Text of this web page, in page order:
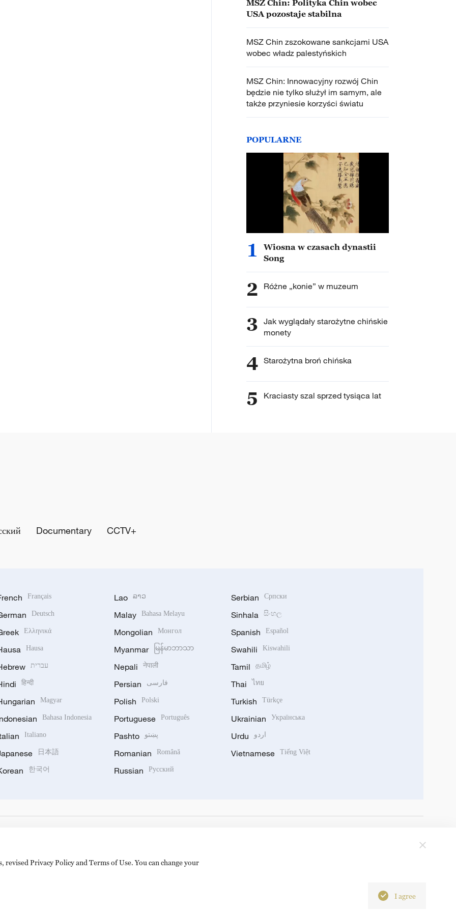
MSZ Chin: Polityka Chin wobec
USA pozostaje stabilna
MSZ Chin zszokowane sankcjami USA
wobec władz palestyńskich
MSZ Chin: Innowacyjny rozwój Chin
będzie nie tylko służył im samym, ale
także przyniesie korzyści światu
POPULARNE
1
Wiosna w czasach dynastii
Song
2 Różne „konie” w muzeum
3 Jak wyglądały starożytne chińskie
monety
4 Starożytna broń chińska
5 Kraciasty szal sprzed tysiąca lat
Documentary CCTV+
Français
Deutsch
Ελληνικά
Hausa
עברית
हिन्दी
Magyar
Bahasa Indonesia
Italiano
日本語
한국어
Lao ລາວ
Malay Bahasa Melayu
Mongolian Монгол
Myanmar မြန်မာဘာသာ
Nepali नेपाली
Persian فارسی
Polish Polski
Portuguese Português
Pashto پښتو
Romanian Română
Russian Русский
Serbian Српски
Sinhala සිංහල
Spanish Español
Swahili Kiswahili
Tamil தமிழ்
Thai ไทย
Turkish Türkçe
Ukrainian Українська
Urdu اردو
Vietnamese Tiếng Việt
Privacy Policy and Terms of Use. You can change your
I agree